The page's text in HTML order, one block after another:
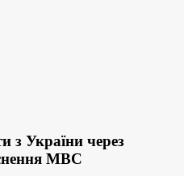
з України через
МВС